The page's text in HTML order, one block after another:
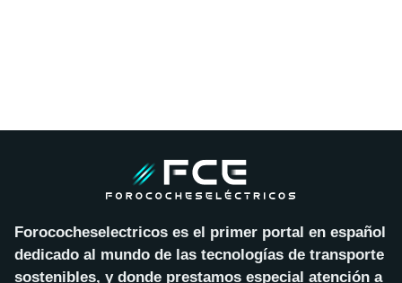
Forococheselectricos es el primer portal en español
dedicado al mundo de las tecnologías de transporte
sostenibles, y donde prestamos especial atención a